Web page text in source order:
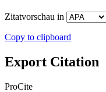
Zitatvorschau in
Copy to clipboard
Export Citation
ProCite